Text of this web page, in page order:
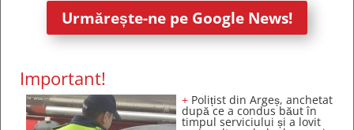
Urmărește-ne pe Google News!
Important!
+ Polițist din Argeș, anchetat
după ce a condus băut în
timpul serviciului și a lovit